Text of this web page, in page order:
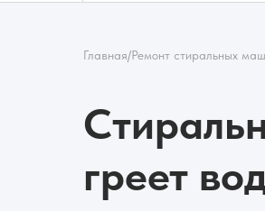
Главная/Ремонт стиральных
греет